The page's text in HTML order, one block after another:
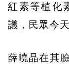
紅素等植化
議，民眾今
薛曉晶在其